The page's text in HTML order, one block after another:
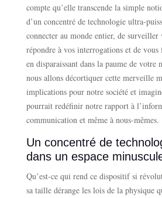
compte qu’elle transcende la simple
d’un concentré de technologie ultra-
connecter au monde entier, de surveiller
répondre à vos interrogations et de
en disparaissant dans la paume de votre
nous allons décortiquer cette merveille
implications pour notre société et
pourrait redéfinir notre rapport à
communication et même à nous-mêmes.
Un concentré de
dans un espace
Qu’est-ce qui rend ce dispositif si
sa taille dérange les lois de la physique